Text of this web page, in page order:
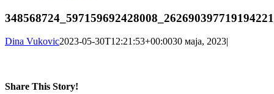
Dina Vukovic2023-05-30T12:21:53+00:0030 маја, 2023|
Share This Story!